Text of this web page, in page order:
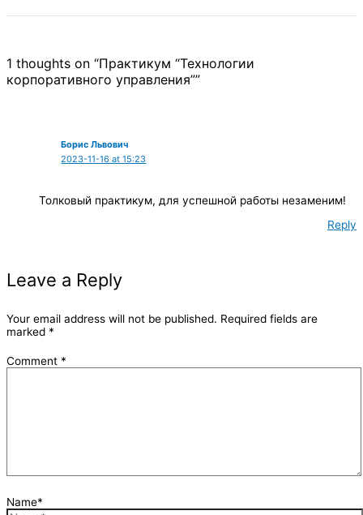
1 thoughts on “Практикум “Технологии
корпоративного управления””
Борис Львович
2023-11-16 at 15:23
Толковый практикум, для успешной работы незаменим!
Reply
Leave a Reply
Your email address will not be published. Required fields are
marked *
Comment *
Name*